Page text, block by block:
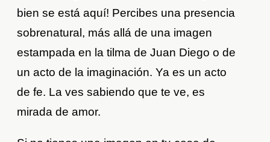
bien se está aquí! Percibes una presencia
sobrenatural, más allá de una imagen
estampada en la tilma de Juan Diego o de
un acto de la imaginación. Ya es un acto
de fe. La ves sabiendo que te ve, es
mirada de amor.